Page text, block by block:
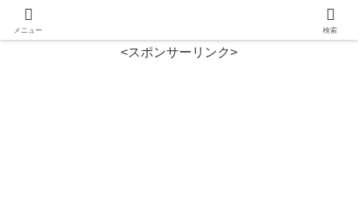
<スポンサーリンク>
メニュー 検索